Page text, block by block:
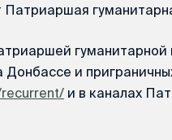
и
и в каналах